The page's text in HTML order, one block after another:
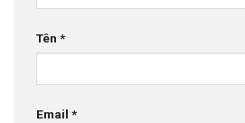
Tên *
Email *